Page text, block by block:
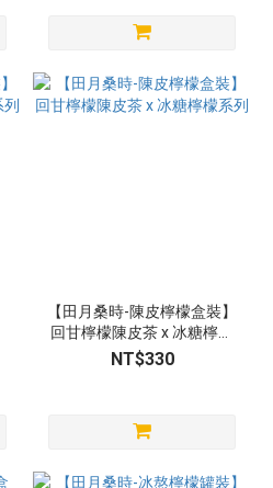
【田月桑時-陳皮檸檬盒裝】
回甘檸檬陳皮茶 x 冰糖檸檬
系列
NT$330